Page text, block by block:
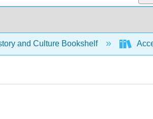
and Culture Bookshelf